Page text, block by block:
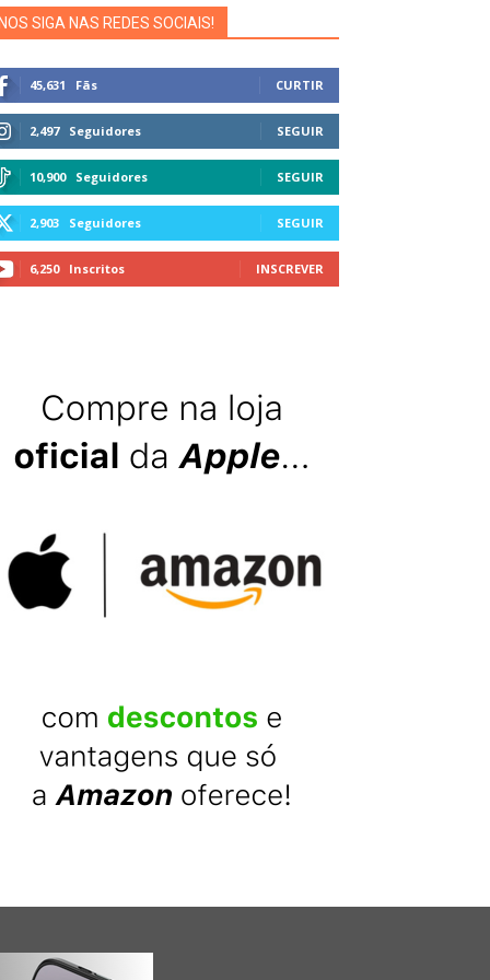
NOS SIGA NAS REDES SOCIAIS!
45,631 Fãs CURTIR
2,497 Seguidores SEGUIR
10,900 Seguidores SEGUIR
2,903 Seguidores SEGUIR
6,250 Inscritos INSCREVER